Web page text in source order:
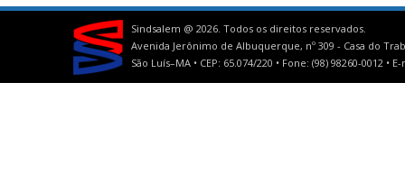
Sindsalem @ 2026. Todos os direitos reservados.
Avenida Jerônimo de Albuquerque, nº 309 - Casa do
São Luís–MA • CEP: 65.074/220 • Fone: (98) 98260-0012